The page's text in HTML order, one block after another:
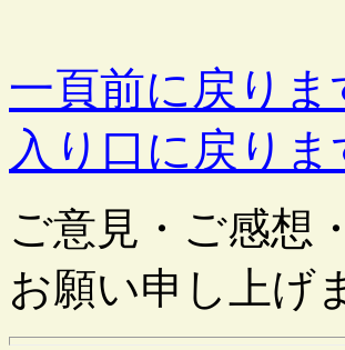
一頁前に戻りま
入り口に戻りま
ご意見・ご感想
お願い申し上げ